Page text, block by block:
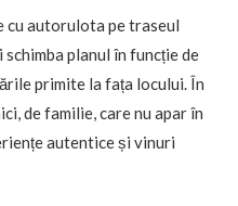
cu autorulota pe traseul
planul în funcție de
primite la fața locului. În
de familie, care nu apar în
autentice și vinuri